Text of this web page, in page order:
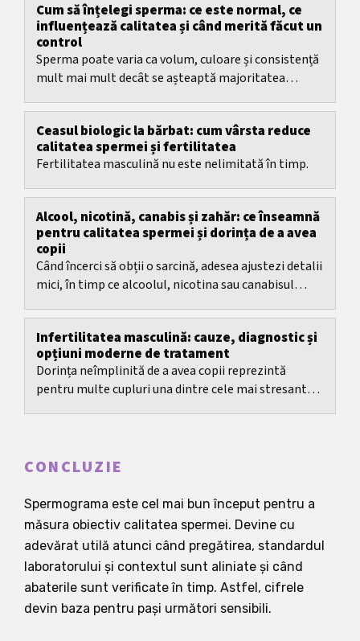
Cum să înțelegi sperma: ce este normal, ce
influențează calitatea și când merită făcut un
control
Sperma poate varia ca volum, culoare și consistență
mult mai mult decât se așteaptă majoritatea
Ceasul biologic la bărbat: cum vârsta reduce
calitatea spermei și fertilitatea
Fertilitatea masculină nu este nelimitată în timp.
Alcool, nicotină, canabis și zahăr: ce înseamnă
pentru calitatea spermei și dorința de a avea
copii
Când încerci să obții o sarcină, adesea ajustezi detalii
mici, în timp ce alcoolul, nicotina sau canabisul
Infertilitatea masculină: cauze, diagnostic și
opțiuni moderne de tratament
Dorința neîmplinită de a avea copii reprezintă
pentru multe cupluri una dintre cele mai stresante
CONCLUZIE
Spermograma este cel mai bun început pentru a
măsura obiectiv calitatea spermei. Devine cu
adevărat utilă atunci când pregătirea, standardul
laboratorului și contextul sunt aliniate și când
abaterile sunt verificate în timp. Astfel, cifrele
devin baza pentru pași următori sensibili.